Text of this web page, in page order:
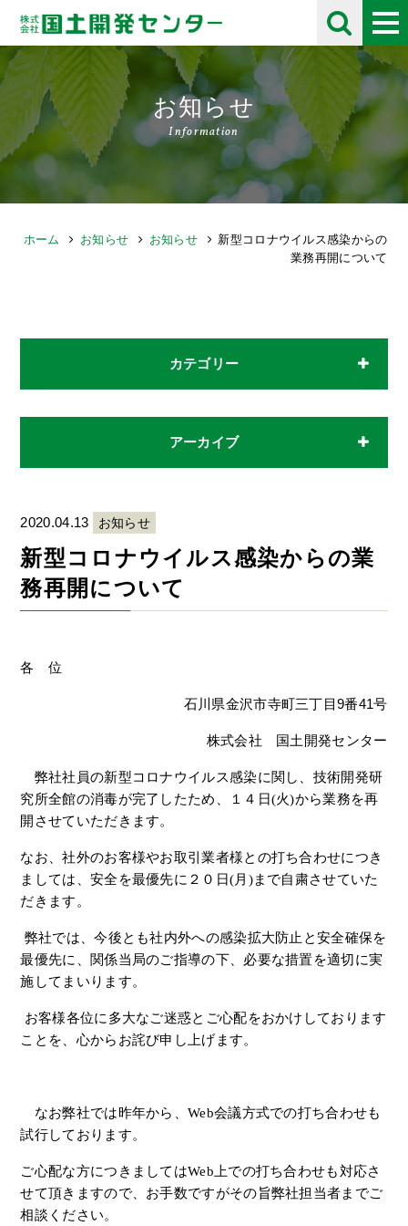
お知らせ
Information
ホーム お知らせ お知らせ
新型コロナウイルス感染からの
業務再開について
カテゴリー
アーカイブ
2020.04.13 お知らせ
新型コロナウイルス感染からの業
務再開について
各 位
石川県金沢市寺町三丁目9番41号
株式会社 国土開発センター
弊社社員の新型コロナウイルス感染に関し、技術開発研
究所全館の消毒が完了したため、１４日(火)から業務を再
開させていただきます。
なお、社外のお客様やお取引業者様との打ち合わせにつき
ましては、安全を最優先に ２０日(月 )まで自粛させていた
だきます。
弊社では、今後とも社内外への感染拡大防止と安全確保を
最優先に、 関係当局のご指導の下、必要な措置を適切に実
施してまいります。
お客様各位に多大なご迷惑とご心配をおかけしております
ことを、 心からお詫び申し上げます。
なお弊社では昨年から、Web会議方式での打ち合わせも
試行しております。
ご心配な方につきましてはWeb 上での打ち合わせも対応さ
せて頂きますので、 お手数ですがその旨弊社担当者までご
相談ください。